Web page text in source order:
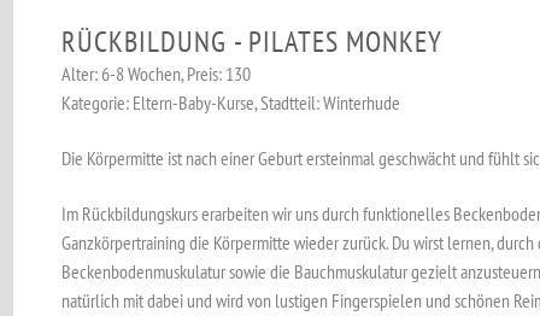
RÜCKBILDUNG - PILATES MONKEY
Alter: 6-8 Wochen, Preis: 130
Kategorie: Eltern-Baby-Kurse, Stadtteil: Winterhude
Die Körpermitte ist nach einer Geburt ersteinmal geschwächt und fühlt
Im Rückbildungskurs erarbeiten wir uns durch funktionelles
Ganzkörpertraining die Körpermitte wieder zurück. Du wirst lernen,
Beckenbodenmuskulatur sowie die Bauchmuskulatur gezielt
natürlich mit dabei und wird von lustigen Fingerspielen und schönen